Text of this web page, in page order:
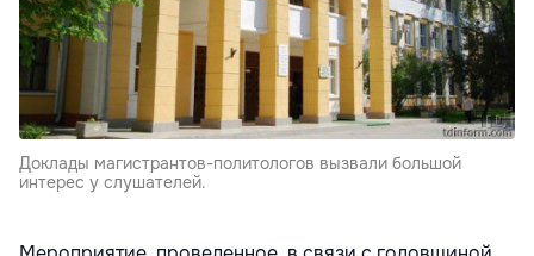
Доклады магистрантов-политологов вызвали большой
интерес у слушателей.